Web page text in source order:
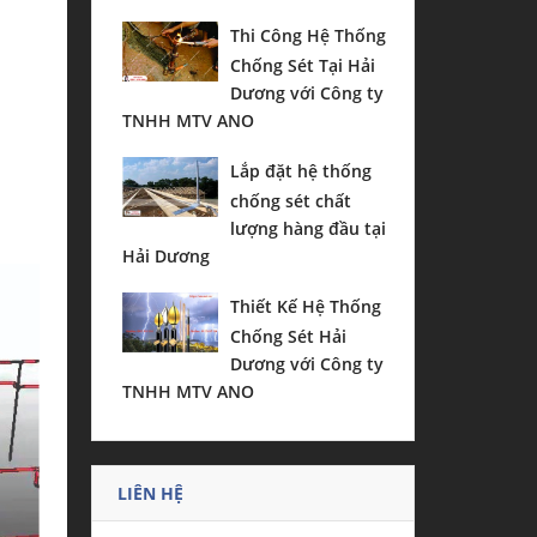
Thi Công Hệ Thống
Chống Sét Tại Hải
Dương với Công ty
TNHH MTV ANO
Lắp đặt hệ thống
chống sét chất
lượng hàng đầu tại
Hải Dương
Thiết Kế Hệ Thống
Chống Sét Hải
Dương với Công ty
TNHH MTV ANO
LIÊN HỆ